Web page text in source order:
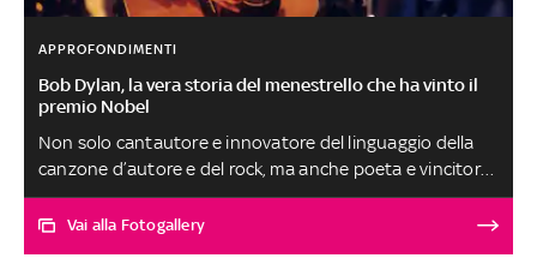
APPROFONDIMENTI
Bob Dylan, la vera storia del menestrello che ha vinto il
premio Nobel
Non solo cantautore e innovatore del linguaggio della
canzone d’autore e del rock, ma anche poeta e vincitore
del Nobel. Con i suoi brani, Bob Dylan ha prima ispirato i
movimenti di protesta degli anni Sessanta e poi, nei 50
Vai alla Fotogallery